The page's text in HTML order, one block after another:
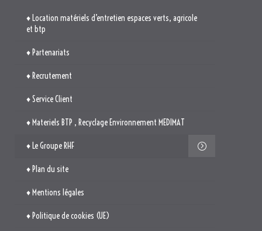
♦ Location matériels d’entretien espaces verts, agricole
et btp
♦ Partenariats
♦ Recrutement
♦ Service Client
♦ Materiels BTP , Recyclage Environnement MEDIMAT
♦ Le Groupe RHF
♦ Plan du site
♦ Mentions légales
♦ Politique de cookies (UE)